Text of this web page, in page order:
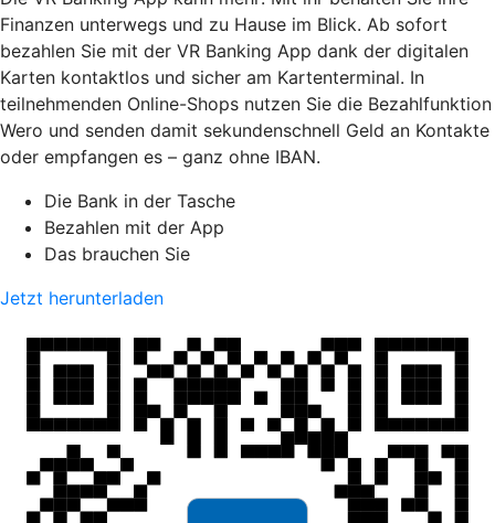
Finanzen unterwegs und zu Hause im Blick. Ab sofort
bezahlen Sie mit der VR Banking App dank der digitalen
Karten kontaktlos und sicher am Kartenterminal. In
teilnehmenden Online-Shops nutzen Sie die Bezahlfunktion
Wero und senden damit sekundenschnell Geld an Kontakte
oder empfangen es – ganz ohne IBAN.
Die Bank in der Tasche
Bezahlen mit der App
Das brauchen Sie
Jetzt herunterladen